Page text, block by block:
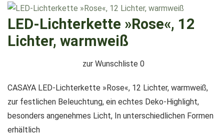
LED-Lichterkette »Rose«, 12
Lichter, warmweiß
zur Wunschliste 0
CASAYA LED-Lichterkette »Rose«, 12 Lichter, warmweiß,
zur festlichen Beleuchtung, ein echtes Deko-Highlight,
besonders angenehmes Licht, In unterschiedlichen Formen
erhältlich